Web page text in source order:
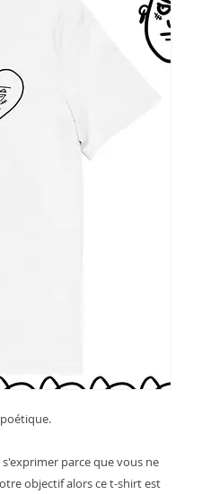
parce que vous ne
objectif alors ce t-shirt est